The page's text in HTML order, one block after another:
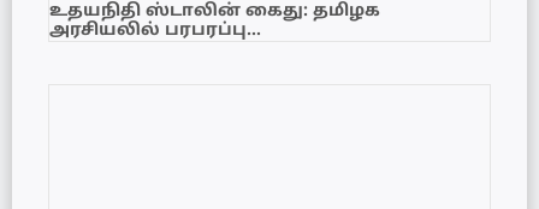
உதயநிதி ஸ்டாலின் கைது: தமிழக
அரசியலில் பரபரப்பு…